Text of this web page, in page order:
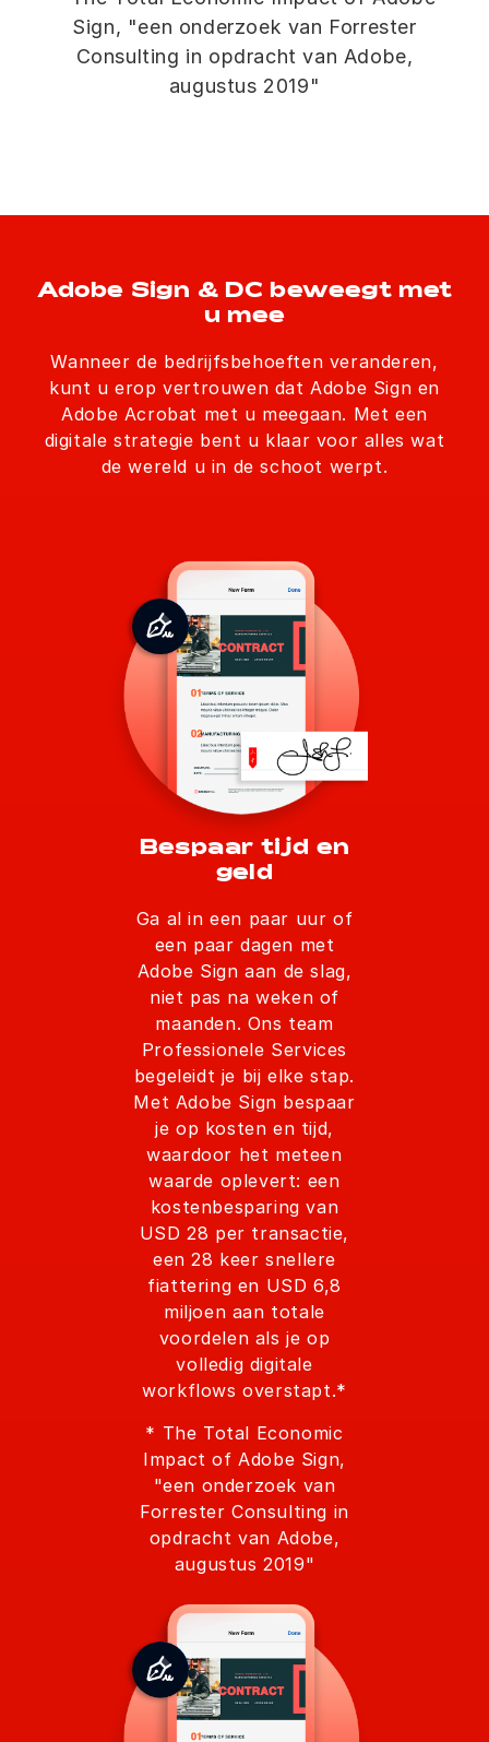
Sign, "een onderzoek van Forrester
Consulting in opdracht van Adobe,
augustus 2019"
Adobe Sign & DC beweegt met
u mee
Wanneer de bedrijfsbehoeften veranderen,
kunt u erop vertrouwen dat Adobe Sign en
Adobe Acrobat met u meegaan. Met een
digitale strategie bent u klaar voor alles wat
de wereld u in de schoot werpt.
Bespaar tijd en
geld
Ga al in een paar uur of
een paar dagen met
Adobe Sign aan de slag,
niet pas na weken of
maanden. Ons team
Professionele Services
begeleidt je bij elke stap.
Met Adobe Sign bespaar
je op kosten en tijd,
waardoor het meteen
waarde oplevert: een
kostenbesparing van
USD 28 per transactie,
een 28 keer snellere
fiattering en USD 6,8
miljoen aan totale
voordelen als je op
volledig digitale
workflows overstapt.*
* The Total Economic
Impact of Adobe Sign,
"een onderzoek van
Forrester Consulting in
opdracht van Adobe,
augustus 2019"